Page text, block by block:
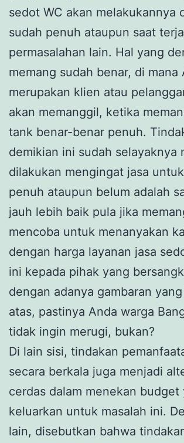
sedot WC akan melakukannya
sudah penuh ataupun saat
permasalahan lain. Hal yang
memang sudah benar, di mana
merupakan klien atau
akan memanggil, ketika
tank benar-benar penuh.
demikian ini sudah selayaknya
dilakukan mengingat jasa
penuh ataupun belum adalah
jauh lebih baik pula jika
mencoba untuk menanyakan
dengan harga layanan jasa
ini kepada pihak yang
dengan adanya gambaran
atas, pastinya Anda warga
tidak ingin merugi, bukan?
Di lain sisi, tindakan
secara berkala juga menjadi
cerdas dalam menekan budget
keluarkan untuk masalah ini.
lain, disebutkan bahwa